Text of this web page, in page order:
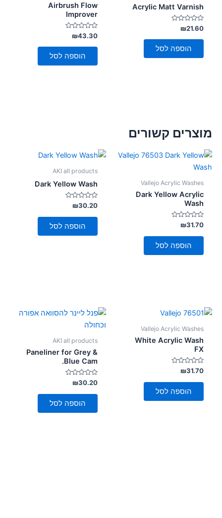
Acrylic Matt Varnish
דורג
0
מתוך
₪21.60
הוספה לסל
Airbrush Flow
Improver
דורג
0
מתוך
₪43.30
הוספה לסל
מוצרים קשורים
Vallejo Acrylic Washes
Dark Yellow Acrylic
Wash
דורג
0
מתוך
₪31.70
הוספה לסל
AKI all products
Dark Yellow Wash
דורג
0
מתוך
₪30.20
הוספה לסל
Vallejo Acrylic Washes
White Acrylic Wash
FX
דורג
0
מתוך
₪31.70
הוספה לסל
AKI all products
Paneliner for Grey &
Blue Cam.
דורג
0
מתוך
₪30.20
הוספה לסל